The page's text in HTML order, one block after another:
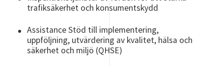
trafiksäkerhet och konsumentskydd
Assistance Stöd till implementering,
uppföljning, utvärdering av kvalitet, hälsa och
säkerhet och miljö (QHSE)